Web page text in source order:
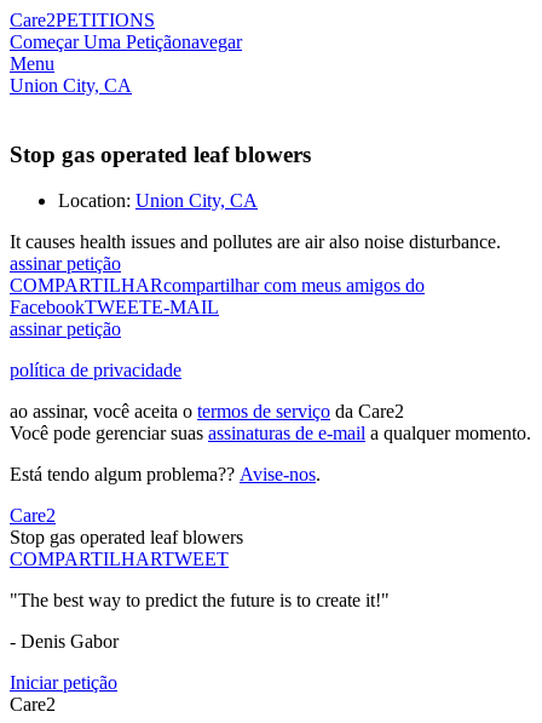
Care2PETITIONS
Começar Uma Petiçãonavegar
Menu
Union City, CA
Stop gas operated leaf blowers
Location: Union City, CA
It causes health issues and pollutes are air also noise disturbance.
assinar petição
COMPARTILHARcompartilhar com meus amigos do
FacebookTWEETE-MAIL
assinar petição
política de privacidade
ao assinar, você aceita o termos de serviço da Care2
Você pode gerenciar suas assinaturas de e-mail a qualquer momento.
Está tendo algum problema?? Avise-nos.
Care2
Stop gas operated leaf blowers
COMPARTILHARTWEET
"The best way to predict the future is to create it!"
- Denis Gabor
Iniciar petição
Care2